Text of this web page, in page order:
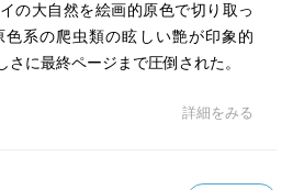
の大自然を絵画的原色で切り取っ
系の爬虫類の眩しい艶が印象的
さに最終ページまで圧倒された。
詳細をみる